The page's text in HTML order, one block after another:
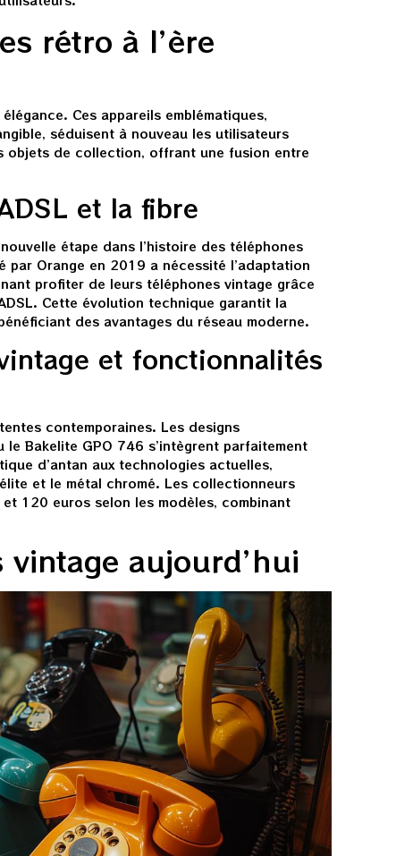
rétro à l’ère
Ces appareils emblématiques,
séduisent à nouveau les utilisateurs
objets de collection, offrant une fusion entre
et la fibre
étape dans l’histoire des téléphones
par Orange en 2019 a nécessité l’adaptation
profiter de leurs téléphones vintage grâce
Cette évolution technique garantit la
des avantages du réseau moderne.
et fonctionnalités
contemporaines. Les designs
Bakelite GPO 746 s’intègrent parfaitement
d’antan aux technologies actuelles,
et le métal chromé. Les collectionneurs
120 euros selon les modèles, combinant
aujourd’hui